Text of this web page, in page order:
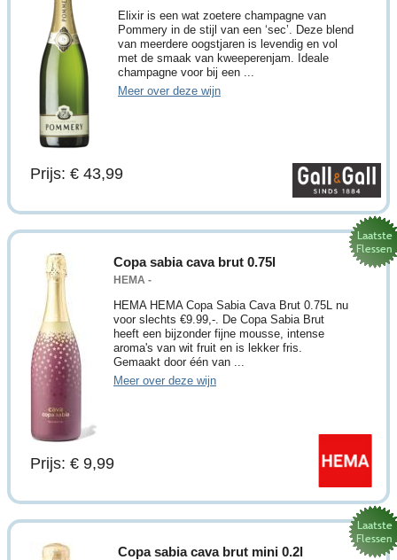
Elixir is een wat zoetere champagne van
Pommery in de stijl van een ‘sec’. Deze blend
van meerdere oogstjaren is levendig en vol
met de smaak van kweeperenjam. Ideale
champagne voor bij een ...
Meer over deze wijn
Prijs: € 43,99
Copa sabia cava brut 0.75l
HEMA -
HEMA HEMA Copa Sabia Cava Brut 0.75L nu
voor slechts €9.99,-. De Copa Sabia Brut
heeft een bijzonder fijne mousse, intense
aroma's van wit fruit en is lekker fris.
Gemaakt door één van ...
Meer over deze wijn
Prijs: € 9,99
Copa sabia cava brut mini 0.2l